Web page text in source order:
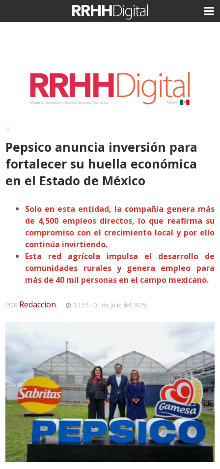
Pepsico anuncia inversión para
fortalecer su huella económica
en el Estado de México
Solo en esta entidad, la compañía genera más
de 4,500 empleos directos, lo que reafirma su
compromiso con el crecimiento local y por ello
continúa invirtiendo.
Esta red agrícola impulsa el desarrollo de
comunidades rurales y genera empleo para
más de 40 mil personas en el campo mexicano.
POR Redaccion, 13:15 - 01 de Julio del 2025